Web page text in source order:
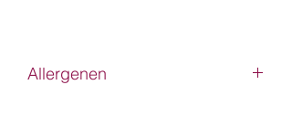
Allergenen